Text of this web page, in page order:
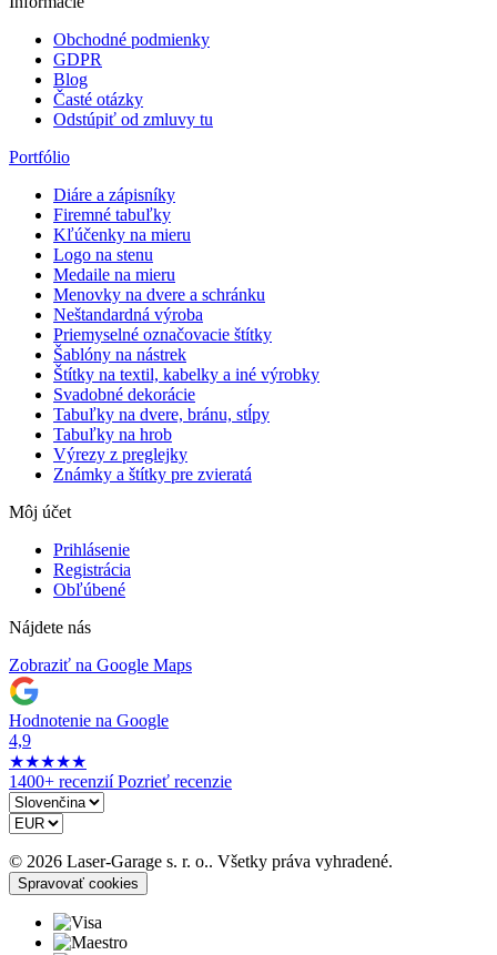
Obchodné podmienky
GDPR
Blog
Časté otázky
Odstúpiť od zmluvy tu
Portfólio
Diáre a zápisníky
Firemné tabuľky
Kľúčenky na mieru
Logo na stenu
Medaile na mieru
Menovky na dvere a schránku
Neštandardná výroba
Priemyselné označovacie štítky
Šablóny na nástrek
Štítky na textil, kabelky a iné výrobky
Svadobné dekorácie
Tabuľky na dvere, bránu, stĺpy
Tabuľky na hrob
Výrezy z preglejky
Známky a štítky pre zvieratá
Môj účet
Prihlásenie
Registrácia
Obľúbené
Nájdete nás
Zobraziť na Google Maps
Hodnotenie na Google
4,9
★★★★★
1400+ recenzií Pozrieť recenzie
© 2026 Laser-Garage s. r. o.. Všetky práva vyhradené.
Spravovať cookies